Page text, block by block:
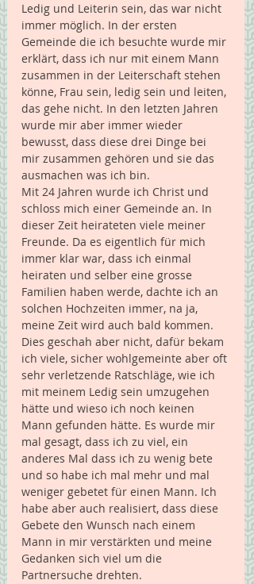
Ledig und Leiterin sein, das war nicht
immer möglich. In der ersten
Gemeinde die ich besuchte wurde mir
erklärt, dass ich nur mit einem Mann
zusammen in der Leiterschaft stehen
könne, Frau sein, ledig sein und leiten,
das gehe nicht. In den letzten Jahren
wurde mir aber immer wieder
bewusst, dass diese drei Dinge bei
mir zusammen gehören und sie das
ausmachen was ich bin.
Mit 24 Jahren wurde ich Christ und
schloss mich einer Gemeinde an. In
dieser Zeit heirateten viele meiner
Freunde. Da es eigentlich für mich
immer klar war, dass ich einmal
heiraten und selber eine grosse
Familien haben werde, dachte ich an
solchen Hochzeiten immer, na ja,
meine Zeit wird auch bald kommen.
Dies geschah aber nicht, dafür bekam
ich viele, sicher wohlgemeinte aber oft
sehr verletzende Ratschläge, wie ich
mit meinem Ledig sein umzugehen
hätte und wieso ich noch keinen
Mann gefunden hätte. Es wurde mir
mal gesagt, dass ich zu viel, ein
anderes Mal dass ich zu wenig bete
und so habe ich mal mehr und mal
weniger gebetet für einen Mann. Ich
habe aber auch realisiert, dass diese
Gebete den Wunsch nach einem
Mann in mir verstärkten und meine
Gedanken sich viel um die
Partnersuche drehten.